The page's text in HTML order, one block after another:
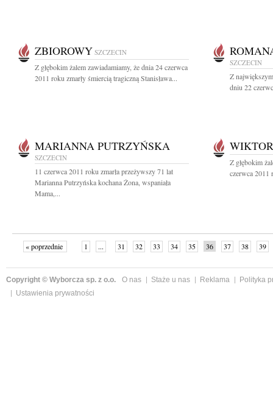
ZBIOROWY SZCZECIN
Z głębokim żalem zawiadamiamy, że dnia 24 czerwca
2011 roku zmarły śmiercią tragiczną Stanisława...
SZCZECIN
Z
dniu 22
MARIANNA PUTRZYŃSKA
SZCZECIN
11 czerwca 2011 roku zmarła przeżywszy 71 lat
Marianna Putrzyńska kochana Żona, wspaniała
Mama,...
Z głębokim
czerwca 2011
« poprzednie 1 ... 31 32 33 34 35 36 37 38
39
Copyright © Wyborcza sp. z o.o. O nas Staże u nas Reklama
Polityka
Ustawienia prywatności